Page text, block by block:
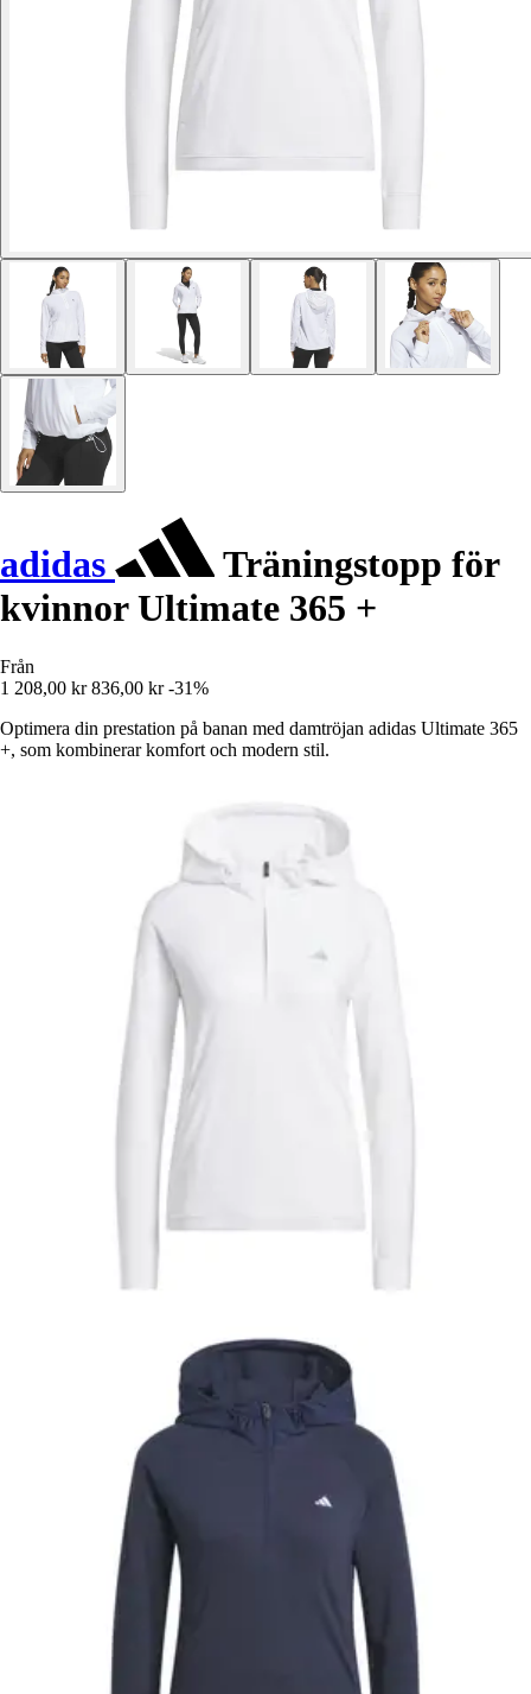
adidas
Träningstopp för
kvinnor Ultimate 365 +
Från
1 208,00 kr 836,00 kr -31%
Optimera din prestation på banan med damtröjan adidas Ultimate 365
+, som kombinerar komfort och modern stil.